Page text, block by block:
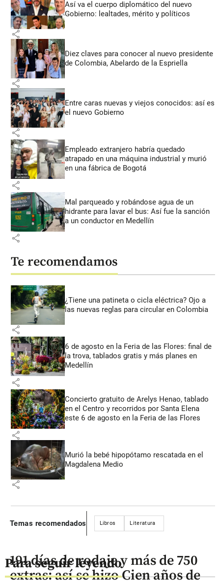
Así va el cuerpo diplomático del nuevo
Gobierno: lealtades, mérito y políticos
share
Diez claves para conocer al nuevo presidente
de Colombia, Abelardo de la Espriella
share
Entre caras nuevas y viejos conocidos: así es
el nuevo Gobierno
share
Empleado extranjero habría quedado
atrapado en una máquina industrial y murió
en una fábrica de Bogotá
share
Mal parqueado y robándose agua de un
hidrante para lavar el bus: Así fue la sanción
a un conductor en Medellín
share
Te recomendamos
¿Tiene una patineta o cicla eléctrica? Ojo a
las nuevas reglas para circular en Colombia
share
6 de agosto en la Feria de las Flores: final de
la trova, tablados gratis y más planes en
Medellín
share
Concierto gratuito de Arelys Henao, tablado
en el Centro y recorridos por Santa Elena
este 6 de agosto en la Feria de las Flores
share
Murió la bebé hipopótamo rescatada en el
Magdalena Medio
share
Temas recomendados Libros Literatura
Para seguir leyendo
191 días de rodaje y más de 750
extras: así se hizo Cien años de